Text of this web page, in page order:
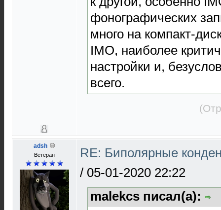
фонографических
много на компакт-
IMO, наиболее
настройки и,
всего.
adsh
Ветеран
RE: Биполярные
/ 05-01-2020 22:22
malekcs писал(а):